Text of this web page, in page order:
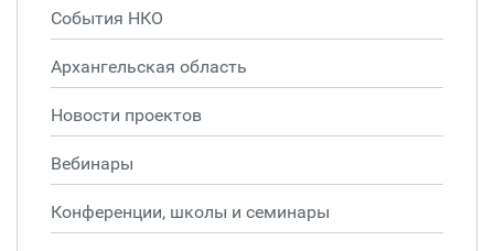
События НКО
Архангельская область
Новости проектов
Вебинары
Конференции, школы и семинары